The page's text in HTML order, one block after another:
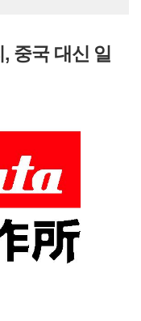
중국 대신 일